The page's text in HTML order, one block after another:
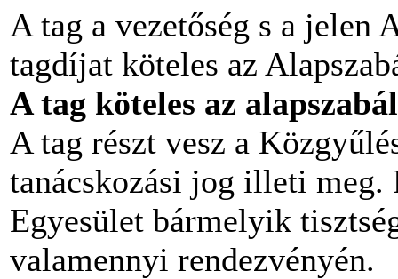
A tag a vezetőség s a jelen
tagdíjat köteles az
A tag köteles az
A tag részt vesz a
tanácskozási jog illeti meg.
Egyesület bármelyik
valamennyi rendezvényén.